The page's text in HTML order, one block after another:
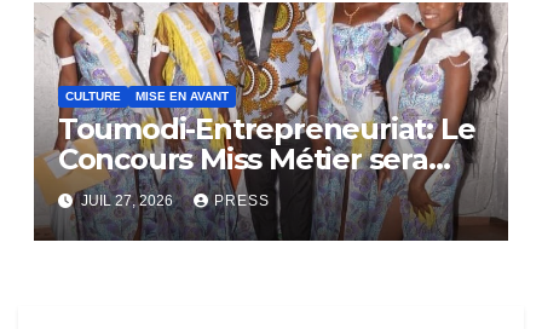
CULTURE MISE EN AVANT
Toumodi-Entrepreneuriat: Le
Concours Miss Métier sera
bientôt lance.
JUIL 27, 2026 PRESS